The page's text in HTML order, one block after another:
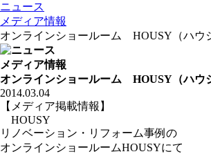
ニュース
メディア情報
オンラインショールーム HOUSY（ハウ
メディア情報
オンラインショールーム HOUSY（ハウ
2014.03.04
【メディア掲載情報】
HOUSY
リノベーション・リフォーム事例の
オンラインショールームHOUSYにて